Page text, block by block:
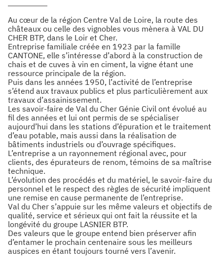
Au cœur de la région Centre Val de Loire, la route des
châteaux ou celle des vignobles vous mènera à VAL DU
CHER BTP, dans le Loir et Cher.
Entreprise familiale créée en 1923 par la famille
CANTONE, elle s’intéresse d’abord à la construction de
chais et de cuves à vin en ciment, la vigne étant une
ressource principale de la région.
Puis dans les années 1950, l’activité de l’entreprise
s’étend aux travaux publics et plus particulièrement aux
travaux d’assainissement.
Les savoir-faire de Val du Cher Génie Civil ont évolué au
fil des années et lui ont permis de se spécialiser
aujourd’hui dans les stations d’épuration et le traitement
d’eau potable, mais aussi dans la réalisation de
bâtiments industriels ou d’ouvrage spécifiques.
L’entreprise a un rayonnement régional avec, pour
clients, des épurateurs de renom, témoins de sa maîtrise
technique.
L’évolution des procédés et du matériel, le savoir-faire du
personnel et le respect des règles de sécurité impliquent
une remise en cause permanente de l’entreprise.
Val du Cher s’appuie sur les même valeurs et objectifs de
qualité, service et sérieux qui ont fait la réussite et la
longévité du groupe LASNIER BTP.
Des valeurs que le groupe entend bien préserver afin
d’entamer le prochain centenaire sous les meilleurs
auspices en étant toujours tourné vers l’avenir.